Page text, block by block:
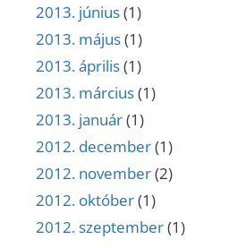
2013. június(1)
2013. május(1)
2013. április(1)
2013. március(1)
2013. január(1)
2012. december(1)
2012. november(2)
2012. október(1)
2012. szeptember(1)